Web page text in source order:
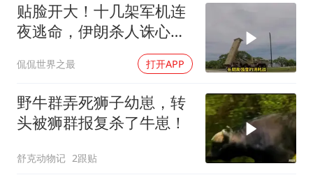
贴脸开大！十几架军机连
夜逃命，伊朗杀人诛心，
侃侃世界之最 打开APP
野牛群弄死狮子幼崽，转
头被狮群报复杀了牛崽！
舒克动物记 2跟贴